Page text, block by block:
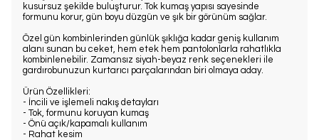
kusursuz şekilde buluşturur. Tok kumaş yapısı sayesinde
formunu korur, gün boyu düzgün ve şık bir görünüm sağlar.
Özel gün kombinlerinden günlük şıklığa kadar geniş kullanım
alanı sunan bu ceket, hem etek hem pantolonlarla rahatlıkla
kombinlenebilir. Zamansız siyah-beyaz renk seçenekleri ile
gardırobunuzun kurtarıcı parçalarından biri olmaya aday.
Ürün Özellikleri:
- İncili ve işlemeli nakış detayları
- Tok, formunu koruyan kumaş
- Önü açık/kapamalı kullanım
- Rahat kesim